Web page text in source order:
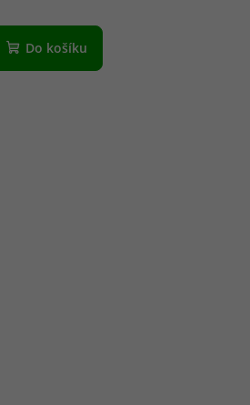
Do košíku